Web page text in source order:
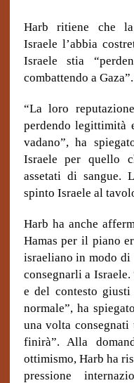
Harb ritiene che la
Israele l’abbia
Israele stia
combattendo a Gaza”.
“La loro
perdendo legittimità
vadano”, ha
Israele per quello
assetati di sangue.
spinto Israele al
Harb ha anche
Hamas per il piano
israeliano in modo
consegnarli a
e del contesto
normale”, ha
una volta
finirà”. Alla
ottimismo, Harb ha
pressione